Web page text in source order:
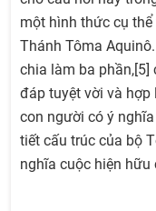
một hình thức cụ
Thánh Tôma
chia làm ba
đáp tuyệt vời và hợp
con người có ý
tiết cấu trúc của bộ
nghĩa cuộc hiện hữu